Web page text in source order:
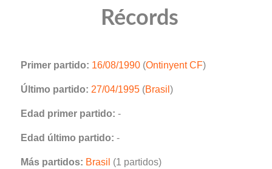
Récords
Primer partido: 16/08/1990 (Ontinyent CF)
Último partido: 27/04/1995 (Brasil )
Edad primer partido: -
Edad último partido: -
Más partidos: Brasil (1 partidos)